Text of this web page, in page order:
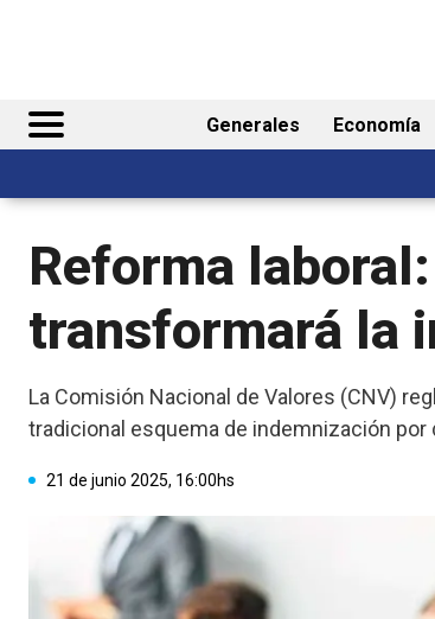
Generales Economía
Reforma
transformará la
La Comisión Nacional de Valores (CNV)
tradicional esquema de indemnización por
21 de junio 2025, 16:00hs